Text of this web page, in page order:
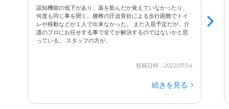
認知機能の低下があり、薬を飲んだか覚えていなかったり、
何度も同じ事を聞く。腰椎の圧迫骨折による歩行困難でトイ
レや移動などが１人で出来なかった。 まだ入居予定だが、介
護のプロにお任せする事で全てが解決するのではないかと思
っている。 スタッフの方が...
投稿日時：2022/07/14
続きを見る